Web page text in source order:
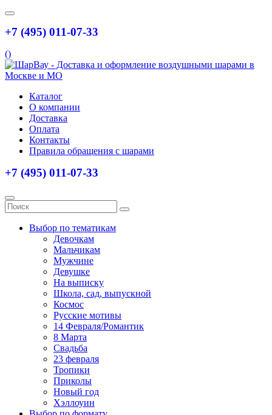
+7 (495) 011-07-33
()
Каталог
О компании
Доставка
Оплата
Контакты
Правила обращения с шарами
+7 (495) 011-07-33
Выбор по тематикам
Девочкам
Мальчикам
Мужчине
Девушке
На выписку
Школа, сад, выпускной
Космос
Русские мотивы
14 Февраля/Романтик
8 Марта
Свадьба
23 февраля
Тропики
Приколы
Новый год
Хэллоуин